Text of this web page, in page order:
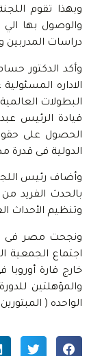
والوصول بها
دراسات
وأكد الدكتور
البطولات
قيادة الرئيس
الحصول على حقوق
الدولية فى قدرة
وأضاف رئيس
بالحدث الفريد
وتنظيم الأحداث
ونجحت مصر فى
اجتماع الجمعية
الواحده (